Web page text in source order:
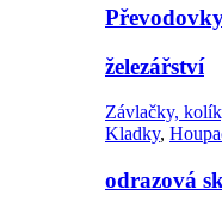
železářství
Závlačky,
Kladky,
odrazová